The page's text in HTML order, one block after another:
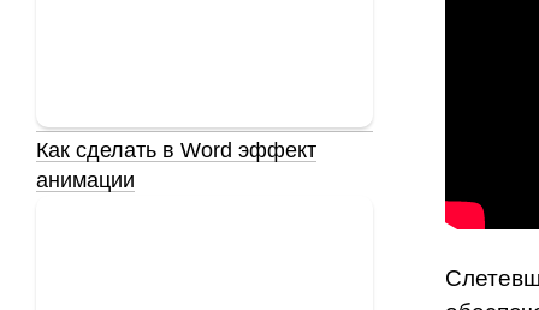
Как сделать в Word эффект
анимации